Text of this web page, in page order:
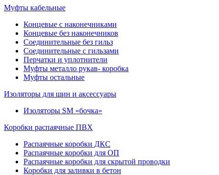
Муфты кабельные
Концевые с наконечниками
Концевые без наконечников
Соединительные без гильз
Соединительные с гильзами
Перчатки и уплотнители
Муфты металло рукав- коробка
Муфты остальные
Изоляторы для шин и аксессуары
Изоляторы SM «бочка»
Коробки распаячные ПВХ
Распаячные коробки ДКС
Распаячные коробки для ОП
Распаячные коробки для скрытой проводки
Коробки для заливки в бетон